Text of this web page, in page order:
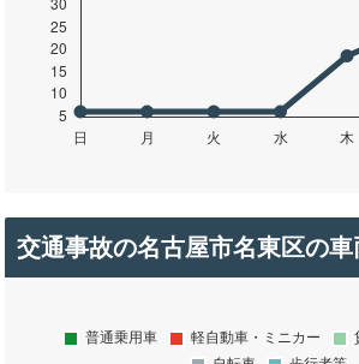
交通事故の名古屋市名東区の